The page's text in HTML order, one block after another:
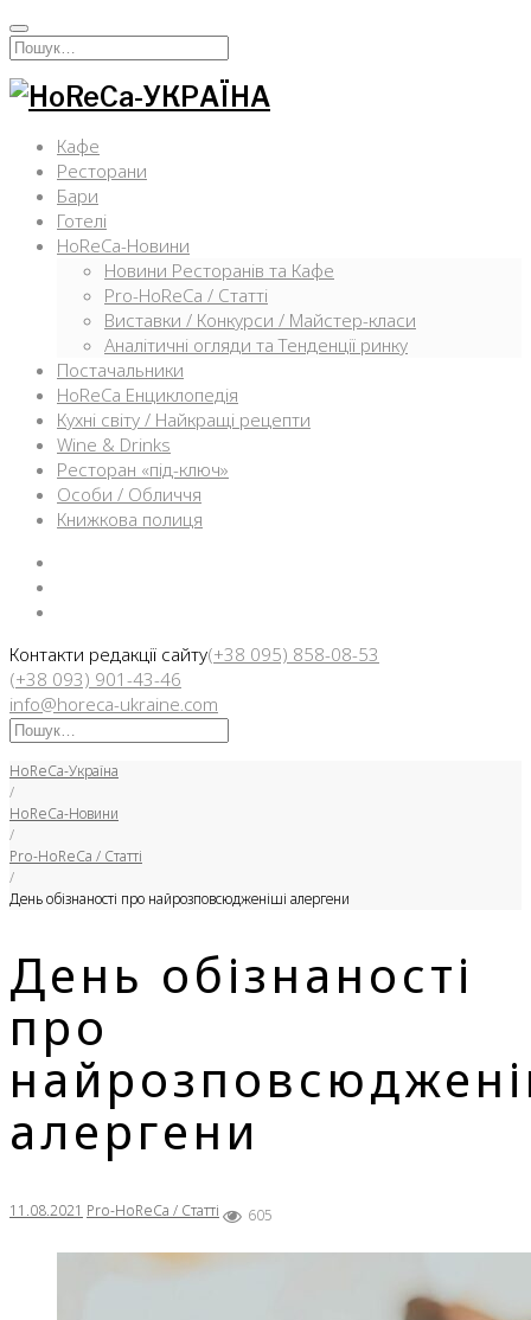
Перейти
кИскать:
Кафе
Ресторани
Бари
Готелі
HoReCa-Новини
Новини Ресторанів та Кафе
Pro-HoReCa / Статті
Виставки / Конкурси / Майстер-класи
Аналітичні огляди та Тенденції ринку
Постачальники
HoReCa Енциклопедія
Кухні світу / Найкращі рецепти
Wine & Drinks
Ресторан «під-ключ»
Особи / Обличчя
Книжкова полиця
Контакти редакції сайту(+38 095) 858-08-53
(+38 093) 901-43-46
info@horeca-ukraine.com
Искать:
HoReCa-Україна
/
HoReCa-Новини
/
Pro-HoReCa / Статті
/
День обізнаності про найрозповсюдженіші алергени
День обізнаності
про
алергени
11.08.2021 Pro-HoReCa / Статті 605